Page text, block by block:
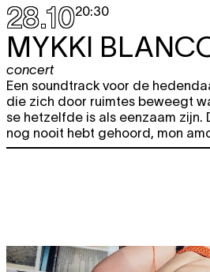
28.1020:30
MYKKI
concert
Een soundtrack voor de
die zich door ruimtes beweegt
se hetzelfde is als eenzaam zijn.
nog nooit hebt gehoord, mon